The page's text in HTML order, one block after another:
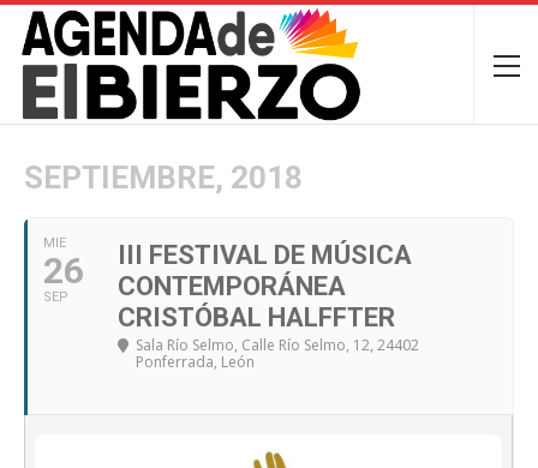
SEPTIEMBRE, 2018
MIE
26
SEP
III FESTIVAL DE MÚSICA
CONTEMPORÁNEA
CRISTÓBAL HALFFTER
Sala Río Selmo, Calle Río Selmo, 12, 24402
Ponferrada, León